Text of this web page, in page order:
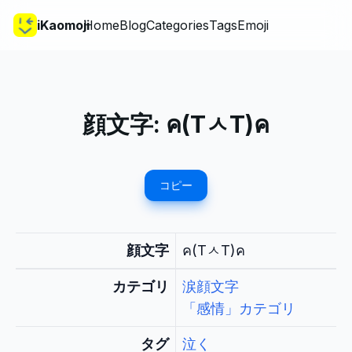
iKaomojiHomeBlogCategoriesTagsEmoji
顔文字: ค(TㅅT)ค
コピー
顔文字 ค(TㅅT)ค
カテゴリ
涙顔文字
「感情」カテゴリ
タグ 泣く